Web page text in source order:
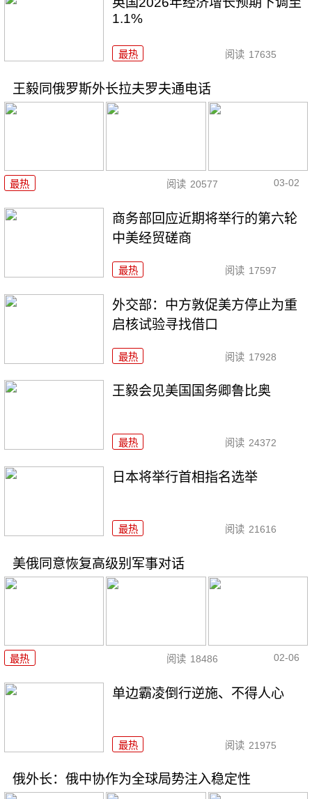
1.1%
最热 阅读 17635
王毅同俄罗斯外长拉夫罗夫通电话
最热 阅读 20577 03-02
商务部回应近期将举行的第六轮
中美经贸磋商
最热 阅读 17597
外交部：中方敦促美方停止为重
启核试验寻找借口
最热 阅读 17928
王毅会见美国国务卿鲁比奥
最热 阅读 24372
日本将举行首相指名选举
最热 阅读 21616
美俄同意恢复高级别军事对话
最热 阅读 18486 02-06
单边霸凌倒行逆施、不得人心
最热 阅读 21975
俄外长：俄中协作为全球局势注入稳定性